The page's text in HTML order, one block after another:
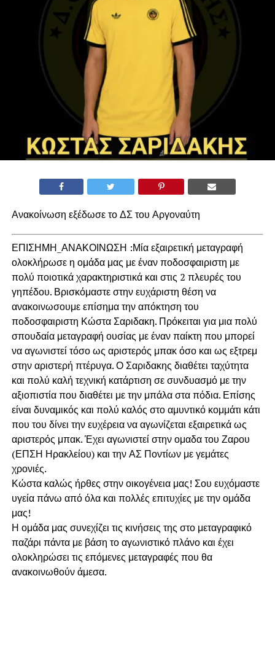
Ανακοίνωση εξέδωσε το ΔΣ του Αργοναύτη
ΕΠΙΣΗΜΗ_ΑΝΑΚΟΙΝΩΣΗ :Μία εξαιρετική μεταγραφή
ολοκλήρωσε η ομάδα μας με έναν ποδοσφαιριστη με
πολύ ποιοτικά χαρακτηριστικά και στις 2 πλευρές του
γηπέδου. Βρισκόμαστε στην ευχάριστη θέση να
ανακοινωσουμε επίσημα την απόκτηση του
ποδοσφαιριστη Κώστα Σαριδακη. Πρόκειται για μια πολύ
σπουδαία μεταγραφή ουσίας με έναν παίκτη που μπορεί
να αγωνιστεί τόσο ως αριστερός μπακ όσο και ως εξτρεμ
στην αριστερή πτέρυγα. Ο Σαριδακης διαθέτει ταχύτητα
και πολύ καλή τεχνική κατάρτιση σε συνδυασμό με την
αξιοπιστία που διαθέτει με την μπάλα στα πόδια. Επίσης
είναι δυναμικός και πολύ καλός στο αμυντικό κομμάτι κάτι
που του δίνει την ευχέρεια να αγωνίζεται εξαιρετικά ως
αριστερός μπακ. Έχει αγωνιστεί στην ομαδα του Ζαρου
(ΕΠΣΗ Ηρακλείου) και την ΑΣ Ποντίων με γεμάτες
χρονιές.
Κώστα καλώς ήρθες στην οικογένεια μας! Σου ευχόμαστε
υγεία πάνω από όλα και πολλές επιτυχίες με την ομάδα
μας!
Η ομάδα μας συνεχίζει τις κινήσεις της στο μεταγραφικό
παζάρι πάντα με βάση το αγωνιστικό πλάνο και έχει
ολοκληρώσει τις επόμενες μεταγραφές που θα
ανακοινωθούν άμεσα.